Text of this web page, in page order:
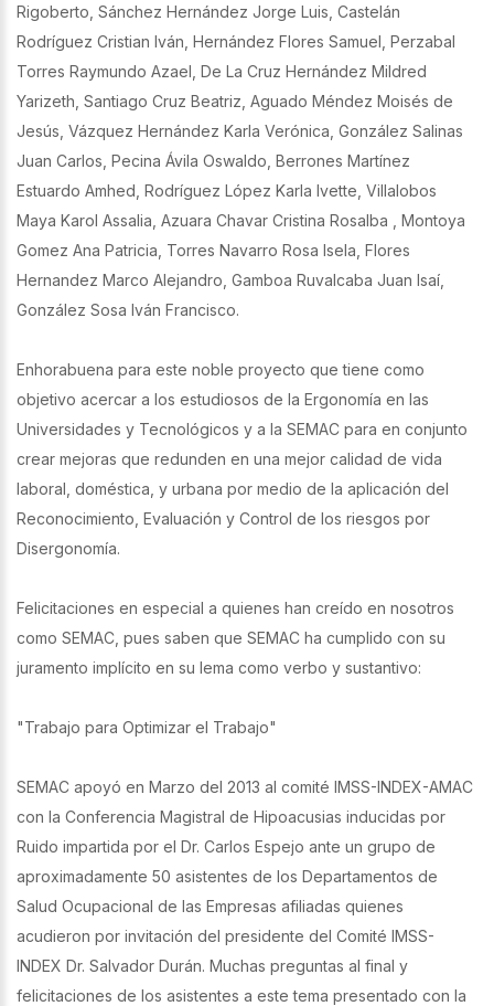
Rigoberto, Sánchez Hernández Jorge Luis, Castelán
Rodríguez Cristian Iván, Hernández Flores Samuel, Perzabal
Torres Raymundo Azael, De La Cruz Hernández Mildred
Yarizeth, Santiago Cruz Beatriz, Aguado Méndez Moisés de
Jesús, Vázquez Hernández Karla Verónica, González Salinas
Juan Carlos, Pecina Ávila Oswaldo, Berrones Martínez
Estuardo Amhed, Rodríguez López Karla Ivette, Villalobos
Maya Karol Assalia, Azuara Chavar Cristina Rosalba , Montoya
Gomez Ana Patricia, Torres Navarro Rosa Isela, Flores
Hernandez Marco Alejandro, Gamboa Ruvalcaba Juan Isaí,
González Sosa Iván Francisco.
Enhorabuena para este noble proyecto que tiene como
objetivo acercar a los estudiosos de la Ergonomía en las
Universidades y Tecnológicos y a la SEMAC para en conjunto
crear mejoras que redunden en una mejor calidad de vida
laboral, doméstica, y urbana por medio de la aplicación del
Reconocimiento, Evaluación y Control de los riesgos por
Disergonomía.
Felicitaciones en especial a quienes han creído en nosotros
como SEMAC, pues saben que SEMAC ha cumplido con su
juramento implícito en su lema como verbo y sustantivo:
"Trabajo para Optimizar el Trabajo"
SEMAC apoyó en Marzo del 2013 al comité IMSS-INDEX-AMAC
con la Conferencia Magistral de Hipoacusias inducidas por
Ruido impartida por el Dr. Carlos Espejo ante un grupo de
aproximadamente 50 asistentes de los Departamentos de
Salud Ocupacional de las Empresas afiliadas quienes
acudieron por invitación del presidente del Comité IMSS-
INDEX Dr. Salvador Durán. Muchas preguntas al final y
felicitaciones de los asistentes a este tema presentado con la